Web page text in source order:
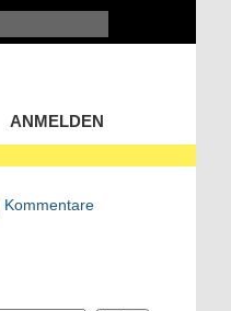
ANMELDEN
Kommentare